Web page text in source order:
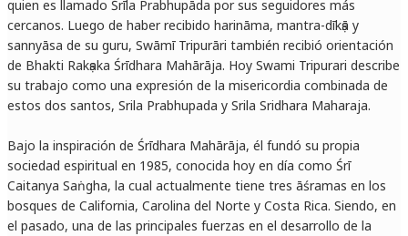
quien es llamado Śrīla Prabhupāda por sus seguidores más
cercanos. Luego de haber recibido harināma, mantra-dīkṣā y
sannyāsa de su guru, Swāmī Tripurāri también recibió orientación
de Bhakti Rakṣaka Śrīdhara Mahārāja. Hoy Swami Tripurari describe
su trabajo como una expresión de la misericordia combinada de
estos dos santos, Srila Prabhupada y Srila Sridhara Maharaja.
Bajo la inspiración de Śrīdhara Mahārāja, él fundó su propia
sociedad espiritual en 1985, conocida hoy en día como Śrī
Caitanya Saṅgha, la cual actualmente tiene tres āśramas en los
bosques de California, Carolina del Norte y Costa Rica. Siendo, en
el pasado, una de las principales fuerzas en el desarrollo de la